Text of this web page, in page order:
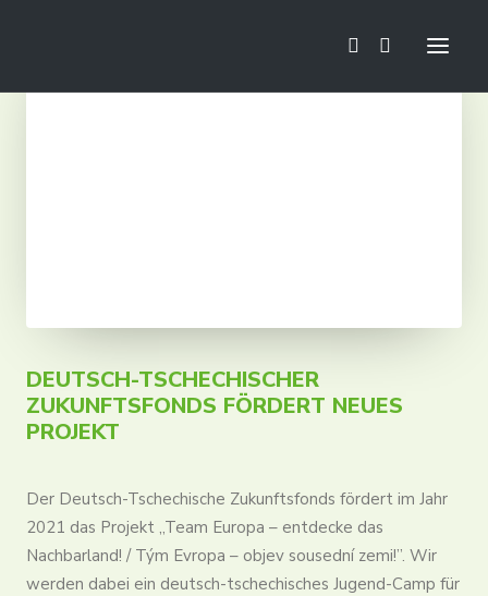
Kontakt
Partner
Konto erstellen
DEUTSCH-TSCHECHISCHER
ZUKUNFTSFONDS FÖRDERT NEUES
PROJEKT
Der Deutsch-Tschechische Zukunftsfonds fördert im Jahr
2021 das Projekt „Team Europa – entdecke das
Nachbarland! / Tým Evropa – objev sousední zemi!”. Wir
werden dabei ein deutsch-tschechisches Jugend-Camp für